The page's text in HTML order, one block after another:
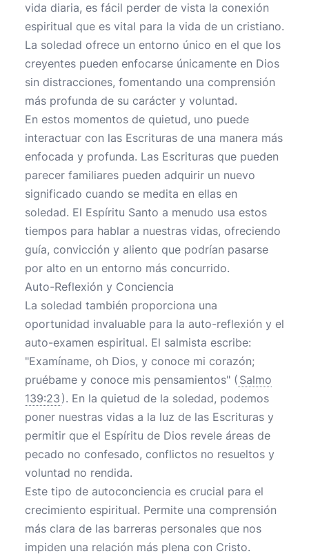
vida diaria, es fácil perder de vista la conexión
espiritual que es vital para la vida de un cristiano.
La soledad ofrece un entorno único en el que los
creyentes pueden enfocarse únicamente en Dios
sin distracciones, fomentando una comprensión
más profunda de su carácter y voluntad.
En estos momentos de quietud, uno puede
interactuar con las Escrituras de una manera más
enfocada y profunda. Las Escrituras que pueden
parecer familiares pueden adquirir un nuevo
significado cuando se medita en ellas en
soledad. El Espíritu Santo a menudo usa estos
tiempos para hablar a nuestras vidas, ofreciendo
guía, convicción y aliento que podrían pasarse
por alto en un entorno más concurrido.
Auto-Reflexión y Conciencia
La soledad también proporciona una
oportunidad invaluable para la auto-reflexión y el
auto-examen espiritual. El salmista escribe:
"Examíname, oh Dios, y conoce mi corazón;
pruébame y conoce mis pensamientos" ( Salmo
139:23 ). En la quietud de la soledad, podemos
poner nuestras vidas a la luz de las Escrituras y
permitir que el Espíritu de Dios revele áreas de
pecado no confesado, conflictos no resueltos y
voluntad no rendida.
Este tipo de autoconciencia es crucial para el
crecimiento espiritual. Permite una comprensión
más clara de las barreras personales que nos
impiden una relación más plena con Cristo.